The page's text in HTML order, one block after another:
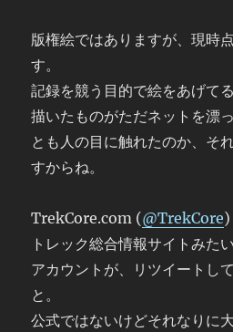
版権絵ではありますが、現時
す。
記録を競う目的で絵をあげて
描いたものがただネットを漂
とも人の目に触れたのか、そ
すからね。
TrekCore.com (@TrekCore)
トレック総合情報サイトみた
アカウントが、リツイートし
と。
公式ではないけどそれなりに